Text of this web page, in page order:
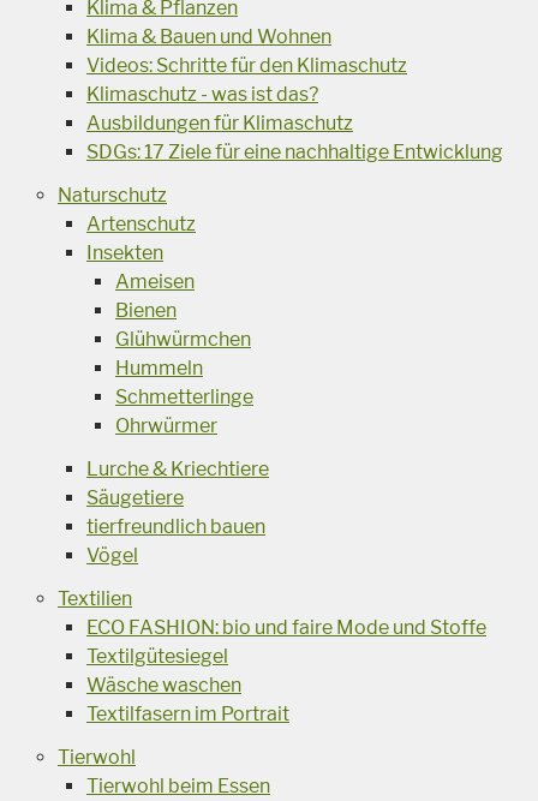
Klima & Pflanzen
Klima & Bauen und Wohnen
Videos: Schritte für den Klimaschutz
Klimaschutz - was ist das?
Ausbildungen für Klimaschutz
SDGs: 17 Ziele für eine nachhaltige Entwicklung
Naturschutz
Artenschutz
Insekten
Ameisen
Bienen
Glühwürmchen
Hummeln
Schmetterlinge
Ohrwürmer
Lurche & Kriechtiere
Säugetiere
tierfreundlich bauen
Vögel
Textilien
ECO FASHION: bio und faire Mode und Stoffe
Textilgütesiegel
Wäsche waschen
Textilfasern im Portrait
Tierwohl
Tierwohl beim Essen